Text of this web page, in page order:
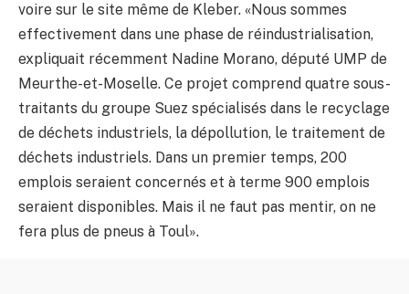
voire sur le site même de Kleber. «Nous sommes
effectivement dans une phase de réindustrialisation,
expliquait récemment Nadine Morano, député UMP de
Meurthe-et-Moselle. Ce projet comprend quatre sous-
traitants du groupe Suez spécialisés dans le recyclage
de déchets industriels, la dépollution, le traitement de
déchets industriels. Dans un premier temps, 200
emplois seraient concernés et à terme 900 emplois
seraient disponibles. Mais il ne faut pas mentir, on ne
fera plus de pneus à Toul».